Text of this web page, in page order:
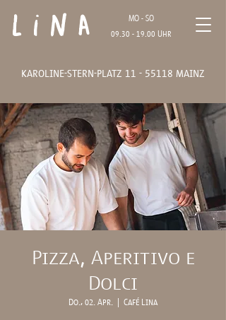
Lina
MO - SO
09.30 - 19.00 Uhr
karoline-stern-platz 11 - 55118 mainz
Pizza, Aperitivo e
Dolci
Do., 02. Apr.
  |
Café Lina